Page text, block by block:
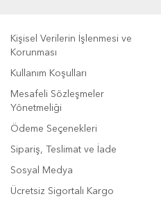
Kişisel Verilerin İşlenmesi ve
Korunması
Kullanım Koşulları
Mesafeli Sözleşmeler
Yönetmeliği
Ödeme Seçenekleri
Sipariş, Teslimat ve İade
Sosyal Medya
Ücretsiz Sigortalı Kargo